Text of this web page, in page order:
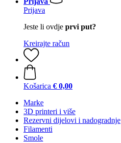
Prijava
Jeste li ovdje prvi put?
Kreirajte račun
Košarica € 0,00
Marke
3D printeri i više
Rezervni dijelovi i nadogradnje
Filamenti
Smole